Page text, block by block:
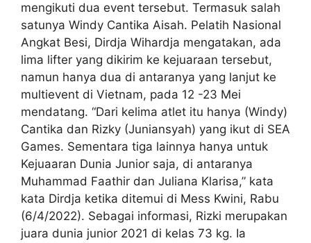
mengikuti dua event tersebut. Termasuk salah
satunya Windy Cantika Aisah. Pelatih Nasional
Angkat Besi, Dirdja Wihardja mengatakan, ada
lima lifter yang dikirim ke kejuaraan tersebut,
namun hanya dua di antaranya yang lanjut ke
multievent di Vietnam, pada 12 -23 Mei
mendatang. “Dari kelima atlet itu hanya (Windy)
Cantika dan Rizky (Juniansyah) yang ikut di SEA
Games. Sementara tiga lainnya hanya untuk
Kejuaaran Dunia Junior saja, di antaranya
Muhammad Faathir dan Juliana Klarisa,” kata
kata Dirdja ketika ditemui di Mess Kwini, Rabu
(6/4/2022). Sebagai informasi, Rizki merupakan
juara dunia junior 2021 di kelas 73 kg. Ia